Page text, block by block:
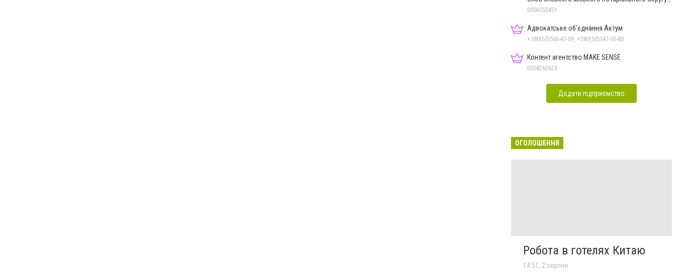
Дон.обл.
0506555431
Адвокатське об'єднання Актум
+380(67)566-47-09, +380(50)347-05-80
Контент агентство MAKE SENSE
0504262624
Додати підприємство
ОГОЛОШЕННЯ
Робота в готелях Китаю
14:51, 2 серпня